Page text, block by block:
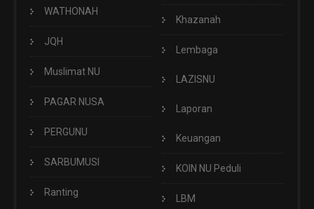
WATHONAH
JQH
Muslimat NU
PAGAR NUSA
PERGUNU
SARBUMUSI
Ranting
Khazanah
Lembaga
LAZISNU
Laporan
Keuangan
KOIN NU Peduli
LBM